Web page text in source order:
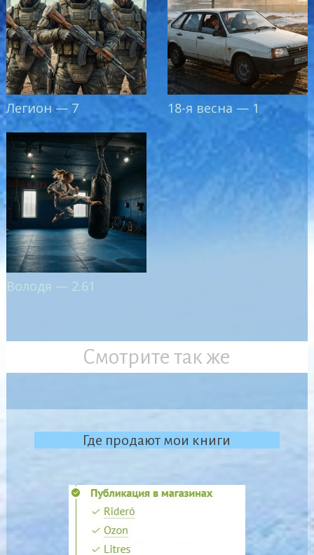
Легион — 7 18-я весна — 1
Володя — 2.61
Смотрите так же
Где продают мои книги